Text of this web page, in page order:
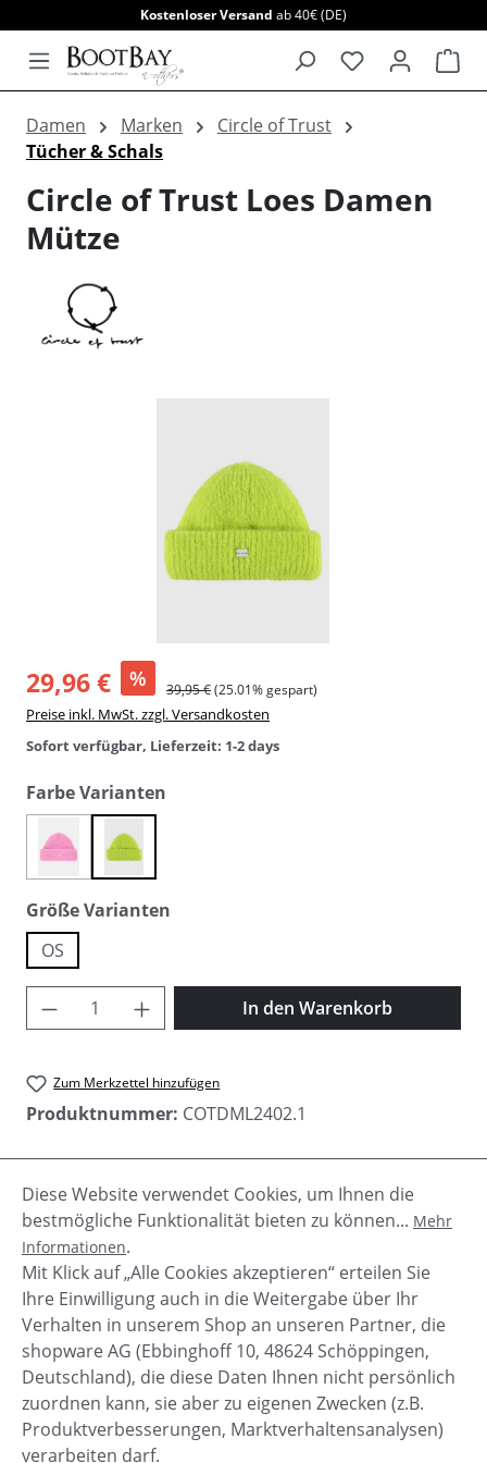
Kostenloser Versand ab 40€ (DE)
Damen Marken
Circle of Trust
Tücher & Schals
Circle of Trust Loes Damen
Mütze
29,96 € % 39,95 €(25.01% gespart)
Preise inkl. MwSt. zzgl. Versandkosten
Sofort verfügbar, Lieferzeit: 1-2 days
Farbe Varianten
knockout pink
(Diese Option ist zurzeit nicht verfügbar.)
wild lime
Größe Varianten
OS
Produkt Anzahl: Gib den gewünschten
In den Warenkorb
Zum Merkzettel hinzufügen
Produktnummer: COTDML2402.1
Beschreibung
Kuschelige Damen Mütze "Loes" von Circle of Trust
in stylischen Farben. Für den kompletten Look
kann die Mütze perfekt… Mehr
Service-Hotline
Diese Website verwendet Cookies, um Ihnen die
bestmögliche Funktionalität bieten zu können... Mehr
Informationen.
Mit Klick auf „Alle Cookies akzeptieren“ erteilen Sie
Ihre Einwilligung auch in die Weitergabe über Ihr
Verhalten in unserem Shop an unseren Partner, die
shopware AG (Ebbinghoff 10, 48624 Schöppingen,
Deutschland), die diese Daten Ihnen nicht persönlich
zuordnen kann, sie aber zu eigenen Zwecken (z.B.
Produktverbesserungen, Marktverhaltensanalysen)
verarbeiten darf.